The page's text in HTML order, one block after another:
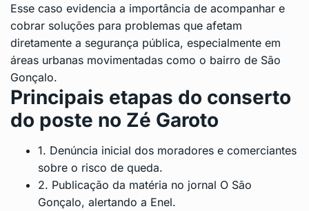
Esse caso evidencia a importância de acompanhar e
cobrar soluções para problemas que afetam
diretamente a segurança pública, especialmente em
áreas urbanas movimentadas como o bairro de São
Gonçalo.
Principais etapas do conserto
do poste no Zé Garoto
1. Denúncia inicial dos moradores e comerciantes
sobre o risco de queda.
2. Publicação da matéria no jornal O São
Gonçalo, alertando a Enel.